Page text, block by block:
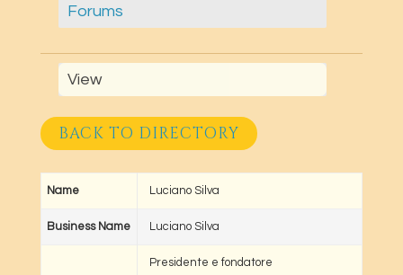
Forums
View
BACK TO DIRECTORY
Name Luciano Silva
Business Name Luciano Silva
Presidente e fondatore